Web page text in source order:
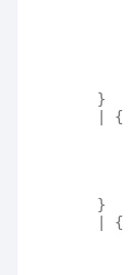
}
{
}
{